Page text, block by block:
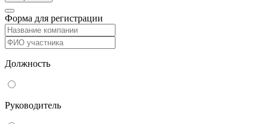
Форма для регистрации
Должность
Руководитель